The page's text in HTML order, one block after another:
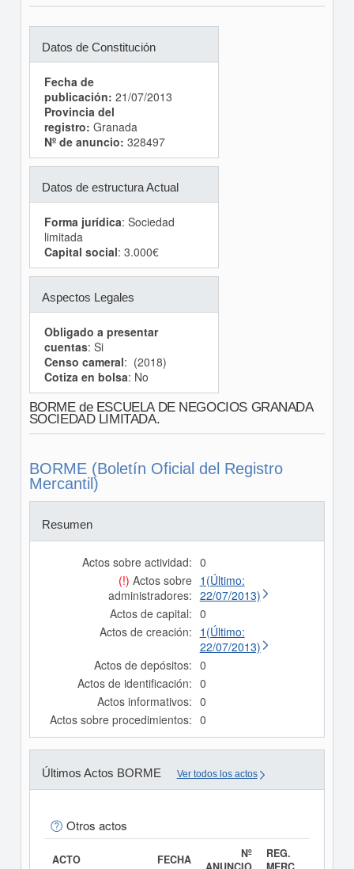
Datos de Constitución
Fecha de
publicación: 21/07/2013
Provincia del
registro: Granada
Nº de anuncio: 328497
Datos de estructura Actual
Forma jurídica: Sociedad
limitada
Capital social: 3.000€
Aspectos Legales
Obligado a presentar
cuentas: Si
Censo cameral: (2018)
Cotiza en bolsa: No
BORME de ESCUELA DE NEGOCIOS GRANADA
SOCIEDAD LIMITADA.
BORME (Boletín Oficial del Registro
Mercantil)
Resumen
Actos sobre actividad: 0
(!) Actos sobre
administradores:
1(Último:
22/07/2013)
Actos de capital: 0
Actos de creación: 1(Último:
22/07/2013)
Actos de depósitos: 0
Actos de identificación: 0
Actos informativos: 0
Actos sobre procedimientos: 0
Últimos Actos BORME Ver todos los actos
Otros actos
ACTO FECHA
Nº
REG.